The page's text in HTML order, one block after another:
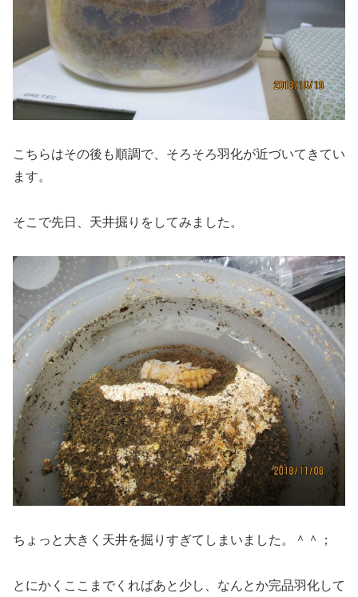
こちらはその後も順調で、そろそろ羽化が近づいてきてい
ます。
そこで先日、天井掘りをしてみました。
ちょっと大きく天井を掘りすぎてしまいました。＾＾；
とにかくここまでくればあと少し、なんとか完品羽化して